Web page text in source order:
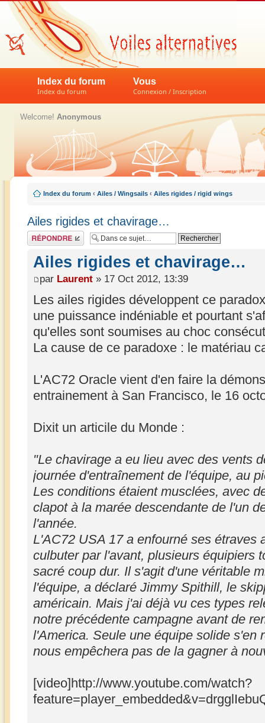
Index du forum
Index du forum
Vous
Connexion / Inscription
Welcome! Anonymous
Index du forum ‹ Ailes / Wingsails ‹ Ailes rigides / rigid wings
Ailes rigides et chavirage…
Répondre
Ailes rigides et chavirage…
par Laurent » 17 Oct 2012, 13:39
Les ailes rigides développent ce
une puissance indéniable et pourtant
qu'elles sont soumises au choc
La cause de ce paradoxe : le matériau
L'AC72 Oracle vient d'en faire la
entrainement à San Francisco, le 16
Dixit un articile du Monde :
"Le chavirage a eu lieu avec des vents
journée d'entraînement de l'équipe, au
Les conditions étaient musclées, avec
clapot à la marée descendante de l'un
l'année.
L'AC72 USA 17 a enfourné ses étraves
culbuter par l'avant, plusieurs équipiers
sacré coup dur. Il s'agit d'une véritable
l'équipe, a déclaré Jimmy Spithill, le
américain. Mais j'ai déjà vu ces types
notre précédente campagne avant de
l'America. Seule une équipe solide s'en
nous empêchera pas de la gagner à
[video]http://www.youtube.com/watch?